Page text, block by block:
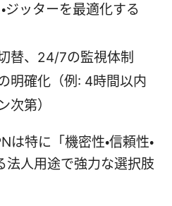
ジッターを最適化する
替、24/7の監視体制
明確化（例: 4時間以内
次第）
特に「機密性・信頼性・
法人用途で強力な選択肢